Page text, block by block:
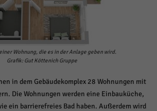
Wohnung, die es in der Anlage geben wird.
Grafik: Gut Köttenich Gruppe
in dem Gebäudekomplex 28 Wohnungen mit
Die Wohnungen werden eine Einbauküche,
ein barrierefreies Bad haben. Außerdem wird
und Social-Media-Plattformen werden
Wenn Cookies von externen Medien akzeptiert
auf diese Inhalte keiner manuellen Einwilligung
Cookie-Informationen anzeigen
Datenschutzerklärung